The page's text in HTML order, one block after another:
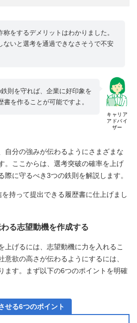
称をするデメリットはわかりました。
ないと選考を通過できなさそうで不安
キャリア
アドバイ
ザー
則を守れば、企業に好印象を
を作ることが可能ですよ。
自分の強みが伝わるようにさまざまな
。ここからは、選考突破の確率を上げ
際に守るべき3つの鉄則を解説します。
持って提出できる履歴書に仕上げまし
る志望動機を作成する
上げるには、志望動機に力を入れるこ
意欲の高さが伝わるようにするには、
ます。まず以下の6つのポイントを明確
せる6つのポイント